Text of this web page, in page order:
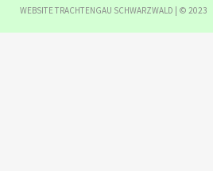
WEBSITE TRACHTENGAU SCHWARZWALD | © 2023